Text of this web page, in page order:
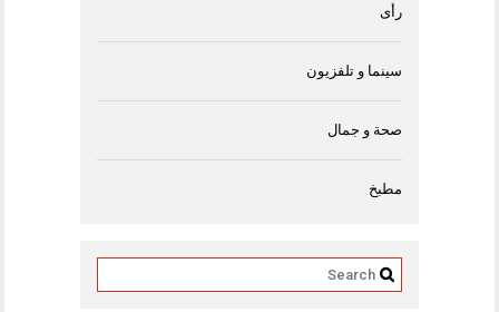
رأى
سينما و تلفزيون
صحة و جمال
مطبخ